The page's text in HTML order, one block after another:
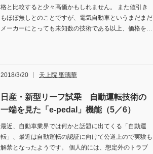
格と比較すると少々高価かもしれません。 また値引き
もほぼ無しとのことですが、電気自動車というまだまだ
メーカーにとっても未知数の技術である以上、価格を…
2018/3/20 天上院 聖璃華
日産・新型リーフ試乗 自動運転技術の
一端を見た「e-pedal」機能（5／6）
最近、自動車業界では何かと話題に出てくる「自動運
転」、最近は自動運転の認証に向けて公道上ので実験も
解禁となったようです。 個人的には、想定外のトラブ